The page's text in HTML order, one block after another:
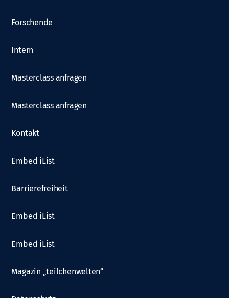
Forschende
Intern
Masterclass anfragen
Masterclass anfragen
Kontakt
Embed iList
Barrierefreiheit
Embed iList
Embed iList
Magazin „teilchenwelten“